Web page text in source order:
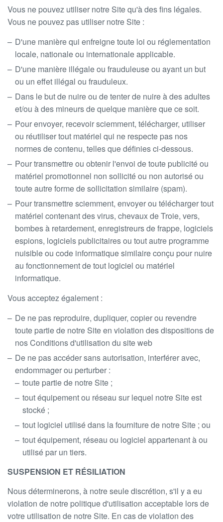
Vous ne pouvez utiliser notre Site qu'à des fins légales.
Vous ne pouvez pas utiliser notre Site :
D'une manière qui enfreigne toute loi ou réglementation
locale, nationale ou internationale applicable.
D'une manière illégale ou frauduleuse ou ayant un but
ou un effet illégal ou frauduleux.
Dans le but de nuire ou de tenter de nuire à des adultes
et/ou à des mineurs de quelque manière que ce soit.
Pour envoyer, recevoir sciemment, télécharger, utiliser
ou réutiliser tout matériel qui ne respecte pas nos
normes de contenu, telles que définies ci-dessous.
Pour transmettre ou obtenir l'envoi de toute publicité ou
matériel promotionnel non sollicité ou non autorisé ou
toute autre forme de sollicitation similaire (spam).
Pour transmettre sciemment, envoyer ou télécharger tout
matériel contenant des virus, chevaux de Troie, vers,
bombes à retardement, enregistreurs de frappe, logiciels
espions, logiciels publicitaires ou tout autre programme
nuisible ou code informatique similaire conçu pour nuire
au fonctionnement de tout logiciel ou matériel
informatique.
Vous acceptez également :
De ne pas reproduire, dupliquer, copier ou revendre
toute partie de notre Site en violation des dispositions de
nos Conditions d'utilisation du site web
De ne pas accéder sans autorisation, interférer avec,
endommager ou perturber :
toute partie de notre Site ;
tout équipement ou réseau sur lequel notre Site est
stocké ;
tout logiciel utilisé dans la fourniture de notre Site ; ou
tout équipement, réseau ou logiciel appartenant à ou
utilisé par un tiers.
SUSPENSION ET RÉSILIATION
Nous déterminerons, à notre seule discrétion, s'il y a eu
violation de notre politique d'utilisation acceptable lors de
votre utilisation de notre Site. En cas de violation des